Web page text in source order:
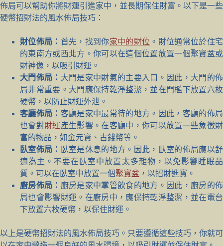
佈局可以幫助你將財運引進家中，並長期保住財富。以下是一些
硬幣招財法的風水佈局技巧：
財位佈局： 首先，找到你家中的財位 。財位通常位於住宅
的東南方或西北方。你可以在這個位置放置一個聚寶盆或
財神像，以吸引財運。
大門佈局： 大門是家中財氣的主要入口。因此，大門的佈
局非常重要。大門應保持乾淨整潔，並在門檻下放置六枚
硬幣，以防止財運外泄。
客廳佈局： 客廳是家中最常待的地方。因此，客廳的佈局
也會對財運產生影響。在客廳中，你可以放置一些象徵財
富的物品，如金元寶、古錢幣等。
臥室佈局： 臥室是休息的地方。因此，臥室的佈局應以舒
適為主。不要在臥室中放置太多雜物，以免影響睡眠品
質。可以在臥室中放置一個聚寶盆 ，以招財進寶。
廚房佈局： 廚房是家中掌管飲食的地方。因此，廚房的佈
局也會影響財運。在廚房中，應保持乾淨整潔，並在竈台
下放置六枚硬幣，以保住財運。
以上是硬幣招財法的風水佈局技巧。只要遵循這些技巧，你就可